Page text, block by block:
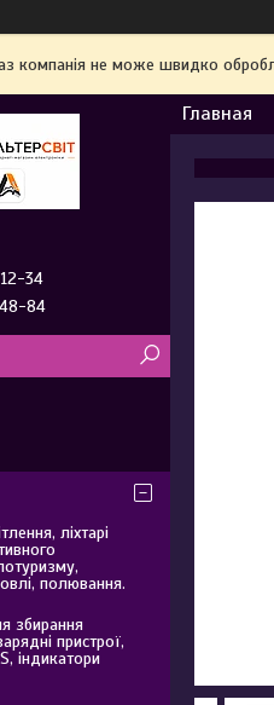
компанія не може швидко
Главная
34
84
ліхтарі
полювання.
збирання
пристрої,
індикатори